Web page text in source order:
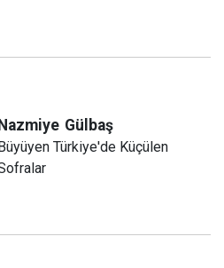
Gülbaş
Türkiye'de Küçülen